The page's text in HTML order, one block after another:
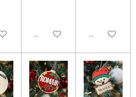
détails Ajouter au panierAjouter au